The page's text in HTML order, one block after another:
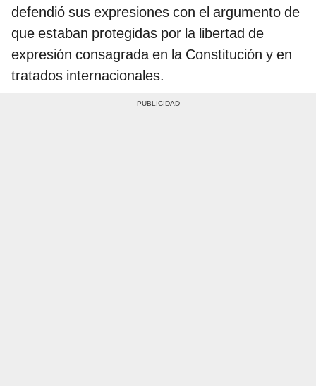
defendió sus expresiones con el argumento de
que estaban protegidas por la libertad de
expresión consagrada en la Constitución y en
tratados internacionales.